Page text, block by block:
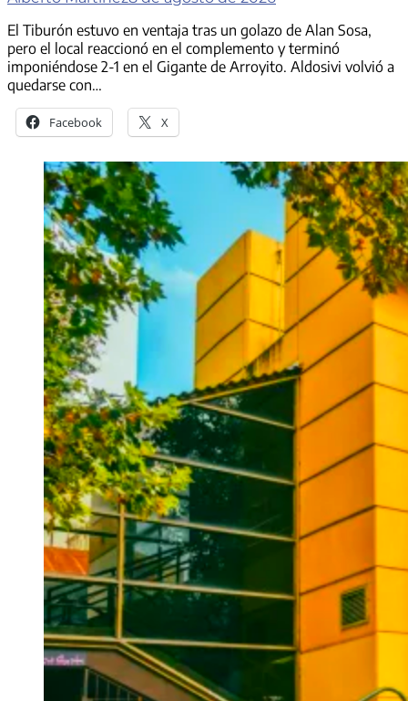
El Tiburón estuvo en ventaja tras un golazo de Alan Sosa,
pero el local reaccionó en el complemento y terminó
imponiéndose 2-1 en el Gigante de Arroyito. Aldosivi volvió a
quedarse con…
Facebook X